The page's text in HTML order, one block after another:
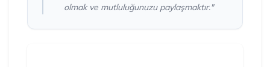
olmak ve mutluluğunuzu paylaşmaktır."